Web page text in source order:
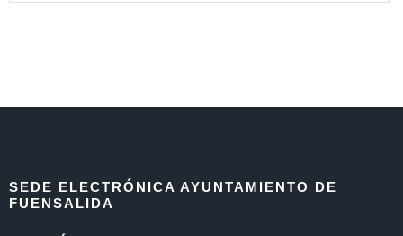
SEDE ELECTRÓNICA AYUNTAMIENTO DE
FUENSALIDA